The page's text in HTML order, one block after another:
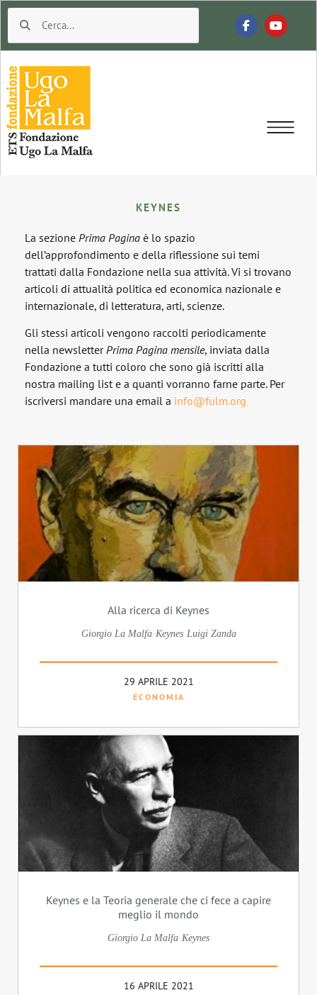
KEYNES
La sezione Prima Pagina è lo spazio
dell’approfondimento e della riflessione sui temi
trattati dalla Fondazione nella sua attività. Vi si trovano
articoli di attualità politica ed economica nazionale e
internazionale, di letteratura, arti, scienze.
Gli stessi articoli vengono raccolti periodicamente
nella newsletterPrima Pagina mensile, inviata dalla
Fondazione a tutti coloro che sono già iscritti alla
nostra mailing list e a quanti vorranno farne parte. Per
iscriversi mandare una email a info@fulm.org
Alla ricerca di Keynes
Giorgio La Malfa Keynes Luigi Zanda
29 APRILE 2021
ECONOMIA
Keynes e la Teoria generale che ci fece a capire
meglio il mondo
Giorgio La Malfa Keynes
16 APRILE 2021